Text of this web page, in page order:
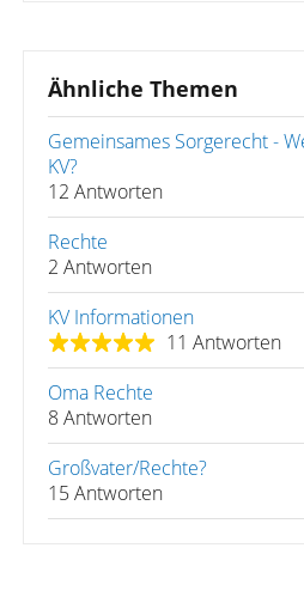
Ähnliche Themen
Gemeinsames Sorgerecht -
KV?
12 Antworten
Rechte
2 Antworten
KV Informationen
11 Antworten
Oma Rechte
8 Antworten
Großvater/Rechte?
15 Antworten